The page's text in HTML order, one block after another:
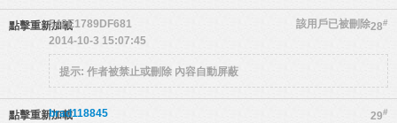
點擊重新加載 28#
542E1789DF681
該用戶已被刪除
2014-10-3 15:07:45
提示: 作者被禁止或刪除 內容自動屏蔽
點擊重新加載 29#
brad118845